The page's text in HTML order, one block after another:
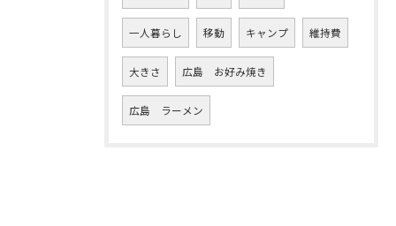
一人暮らし 移動 キャンプ 維持費
大きさ 広島 お好み焼き
広島 ラーメン